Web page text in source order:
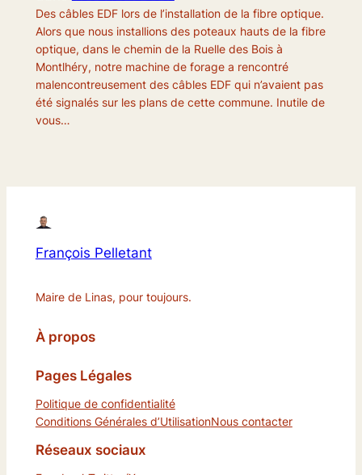
Des câbles EDF lors de l’installation de la fibre optique.
Alors que nous installions des poteaux hauts de la fibre
optique, dans le chemin de la Ruelle des Bois à
Montlhéry, notre machine de forage a rencontré
malencontreusement des câbles EDF qui n’avaient pas
été signalés sur les plans de cette commune. Inutile de
vous…
François Pelletant
Maire de Linas, pour toujours.
À propos
Pages Légales
Politique de confidentialité
Conditions Générales d’UtilisationNous contacter
Réseaux sociaux